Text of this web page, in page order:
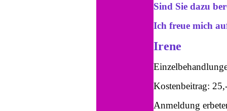
Sind Sie dazu
Ich freue mich
Irene
Kostenbeitrag:
Anmeldung